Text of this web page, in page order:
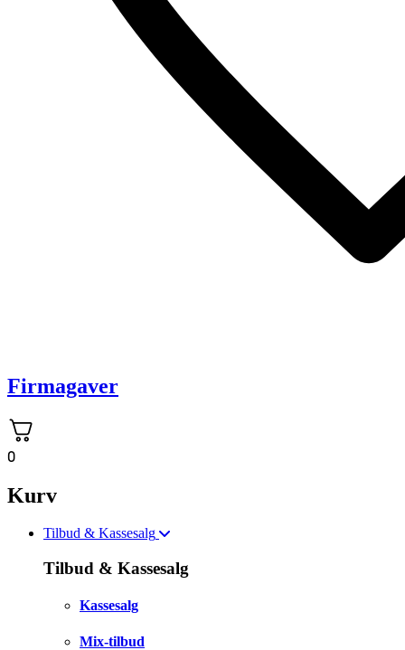
Firmagaver
0
Kurv
Tilbud & Kassesalg
Tilbud & Kassesalg
Kassesalg
Mix-tilbud